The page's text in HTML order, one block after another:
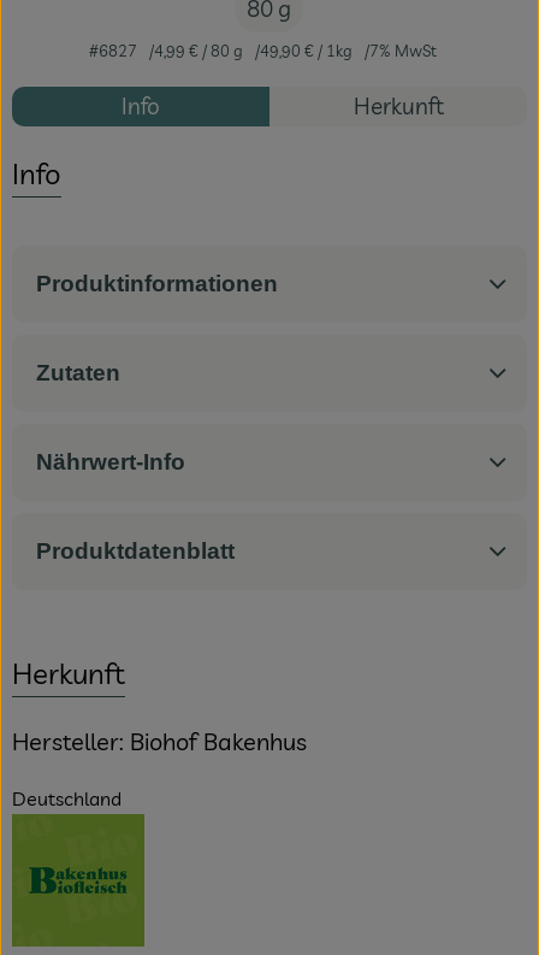
80 g
#6827 4,99 € / 80 g 49,90 € / 1kg 7% MwSt
Info Herkunft
Info
Produktinformationen
Zutaten
Nährwert-Info
Produktdatenblatt
Herkunft
Hersteller: Biohof Bakenhus
Deutschland